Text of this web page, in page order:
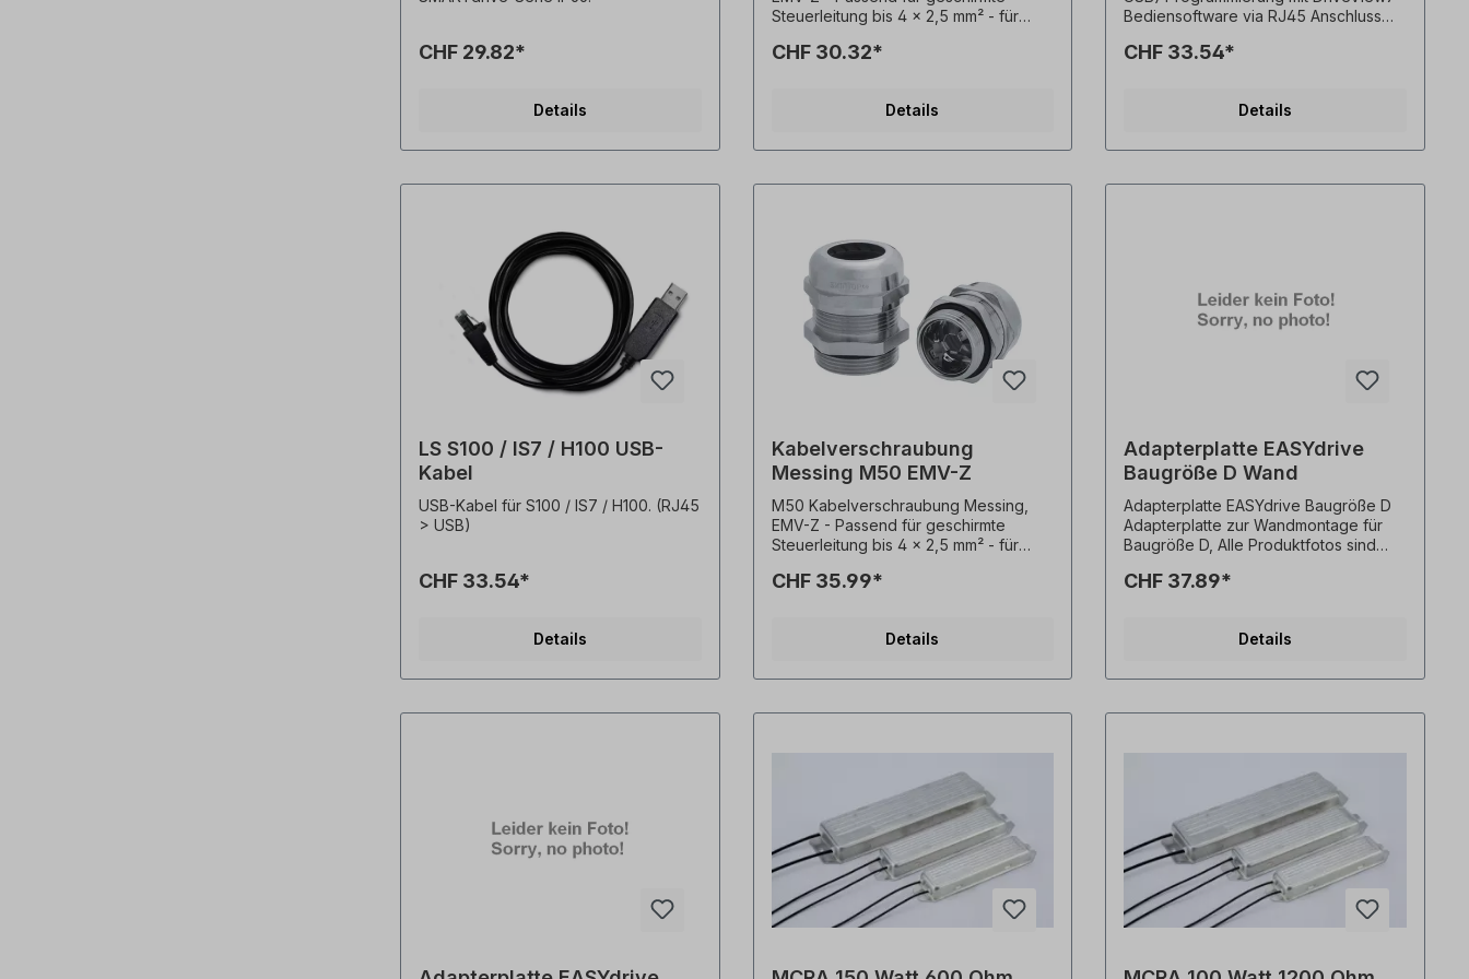
CHF 29.82*
Details
Steuerleitung bis 4 x 2,5 mm² - für
mm bis 13 mm -
Hochleitfähiger, flexibler EMV-
CHF 30.32*
Details
Bediensoftware via RJ45 Anschluss
Advanced Ausführung! Der M100 in
CHF 33.54*
Details
LS S100 / IS7 / H100 USB-
Kabel
USB-Kabel für S100 / IS7 / H100. (RJ45
> USB)
CHF 33.54*
Details
Kabelverschraubung
Messing M50 EMV-Z
M50 Kabelverschraubung Messing,
EMV-Z - Passend für geschirmte
Steuerleitung bis 4 x 2,5 mm² - für
mm bis 13 mm -
Hochleitfähiger, flexibler EMV-
CHF 35.99*
Details
Adapterplatte EASYdrive
Baugröße D Wand
Adapterplatte EASYdrive Baugröße D
Adapterplatte zur Wandmontage für
Baugröße D, Alle Produktfotos sind
Änderungen vorbehalten.
CHF 37.89*
Details